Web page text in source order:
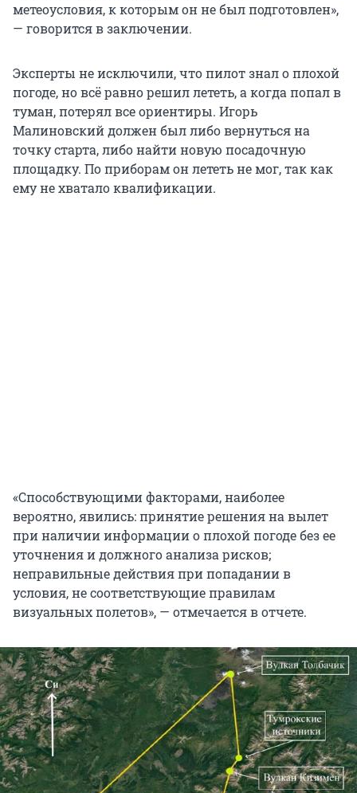
метеоусловия, к которым он не был подготовлен»,
— говорится в заключении.
Эксперты не исключили, что пилот знал о плохой
погоде, но всё равно решил лететь, а когда попал в
туман, потерял все ориентиры. Игорь
Малиновский должен был либо вернуться на
точку старта, либо найти новую посадочную
площадку. По приборам он лететь не мог, так как
ему не хватало квалификации.
«Способствующими факторами, наиболее
вероятно, явились: принятие решения на вылет
при наличии информации о плохой погоде без ее
уточнения и должного анализа рисков;
неправильные действия при попадании в
условия, не соответствующие правилам
визуальных полетов», — отмечается в отчете.